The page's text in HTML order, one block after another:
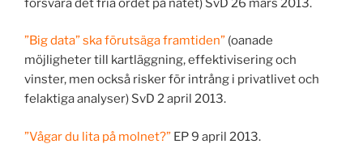
”Big data” ska förutsäga framtiden” (oanade
möjligheter till kartläggning, effektivisering och
vinster, men också risker för intrång i privatlivet och
felaktiga analyser) SvD 2 april 2013.
”Vågar du lita på molnet?” EP 9 april 2013.